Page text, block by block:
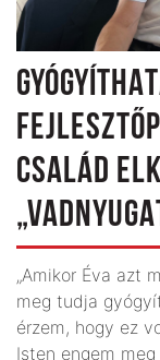
CSALÁD
„Amikor Éva azt
meg tudja
érzem, hogy ez
Isten engem